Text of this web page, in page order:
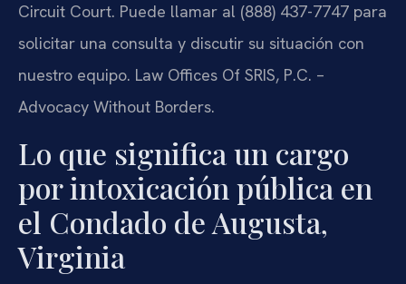
Circuit Court. Puede llamar al (888) 437-7747 para
solicitar una consulta y discutir su situación con
nuestro equipo. Law Offices Of SRIS, P.C. –
Advocacy Without Borders.
Lo que significa un cargo
por intoxicación pública en
el Condado de Augusta,
Virginia